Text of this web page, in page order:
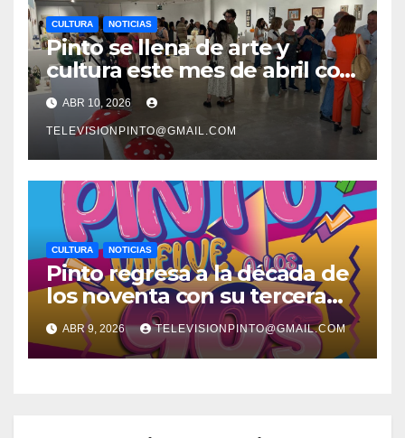
CULTURA NOTICIAS
Pinto se llena de arte y
cultura este mes de abril con
una variada programación de
exposiciones y espectáculos
ABR 10, 2026
TELEVISIONPINTO@GMAIL.COM
CULTURA NOTICIAS
Pinto regresa a la década de
los noventa con su tercera
feria temática y deportiva
ABR 9, 2026 TELEVISIONPINTO@GMAIL.COM